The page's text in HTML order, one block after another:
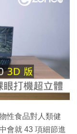
性食品對人類健
會就 43 項細節進